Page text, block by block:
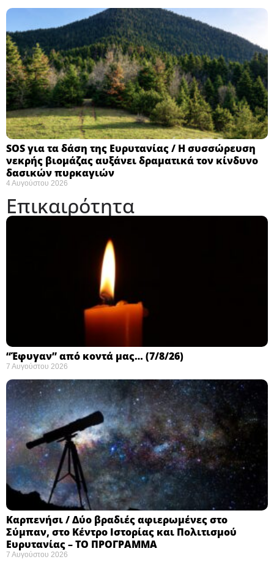
SOS για τα δάση της Ευρυτανίας / Η συσσώρευση
νεκρής βιομάζας αυξάνει δραματικά τον κίνδυνο
δασικών πυρκαγιών
4 Αυγούστου 2026
Επικαιρότητα
“Έφυγαν” από κοντά μας… (7/8/26)
7 Αυγούστου 2026
Καρπενήσι / Δύο βραδιές αφιερωμένες στο
Σύμπαν, στο Κέντρο Ιστορίας και Πολιτισμού
Ευρυτανίας – ΤΟ ΠΡΟΓΡΑΜΜΑ
7 Αυγούστου 2026